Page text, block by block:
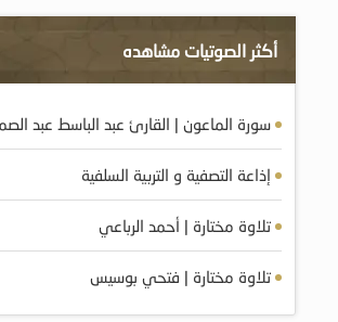
أكثر الصوتيات مشاهده
سورة الماعون | القارئ عبد الباسط عبد
إذاعة التصفية و التربية السلفية
تلاوة مختارة | أحمد الرباعي
تلاوة مختارة | فتحي بوسيس